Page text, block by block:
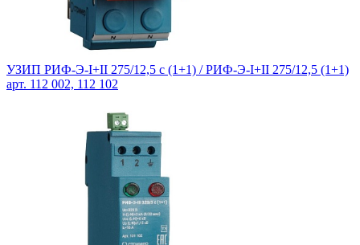
УЗИП РИФ-Э-I+II 275/12,5 с (1+1) / РИФ-Э-I+II 275/12,5 (1+1)
арт. 112 002, 112 102